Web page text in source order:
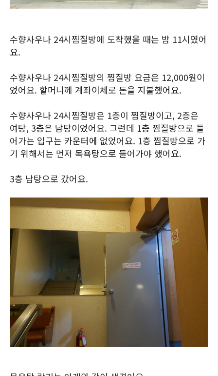
수향사우나 24시찜질방에 도착했을 때는 밤 11시였어
요.
수향사우나 24시찜질방의 찜질방 요금은 12,000원이
었어요. 할머니께 계좌이체로 돈을 지불했어요.
수향사우나 24시찜질방은 1층이 찜질방이고, 2층은
여탕, 3층은 남탕이었어요. 그런데 1층 찜질방으로 들
어가는 입구는 카운터에 없었어요. 1층 찜질방으로 가
기 위해서는 먼저 목욕탕으로 들어가야 했어요.
3층 남탕으로 갔어요.